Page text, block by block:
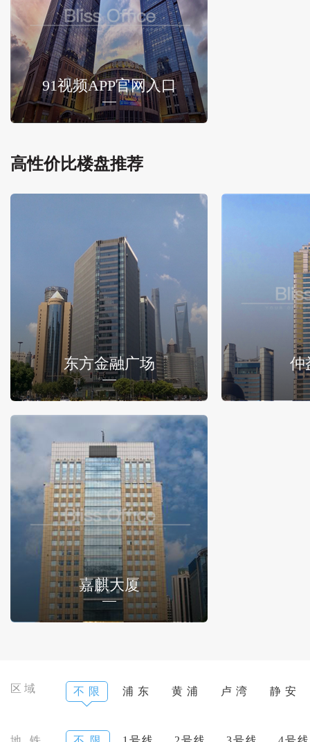
91视频APP官网入口
高性价比楼盘推荐
东方金融广场 仲
嘉麒大厦
区域 不 限 浦 东 黄 浦 卢 湾 静 安